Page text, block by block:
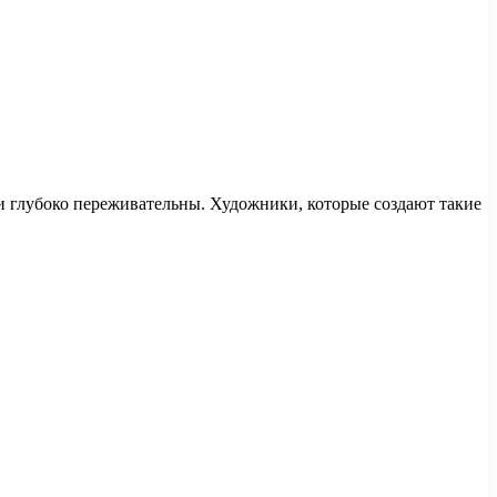
переживательны. Художники, которые создают такие